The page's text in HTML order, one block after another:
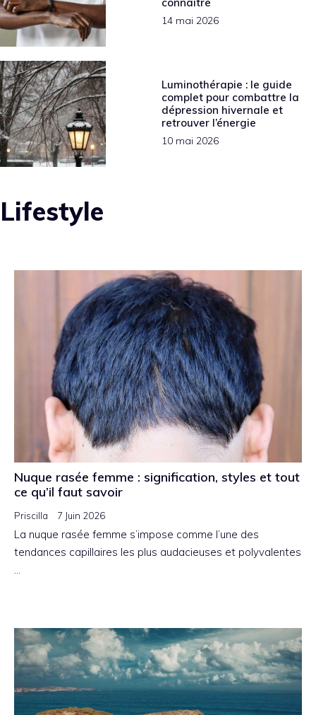
14 mai 2026
Luminothérapie : le guide
complet pour combattre la
dépression hivernale et
retrouver l’énergie
10 mai 2026
Lifestyle
Nuque rasée femme : signification, styles et tout
ce qu’il faut savoir
Priscilla 7 Juin 2026
La nuque rasée femme s’impose comme l’une des
tendances capillaires les plus audacieuses et polyvalentes